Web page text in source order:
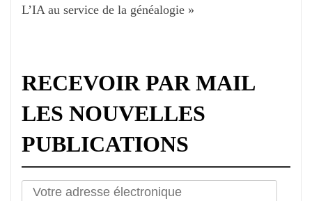
L’IA au service de la généalogie »
RECEVOIR PAR MAIL
LES NOUVELLES
PUBLICATIONS
Votre